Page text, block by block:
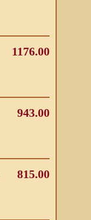
1176.00
943.00
815.00